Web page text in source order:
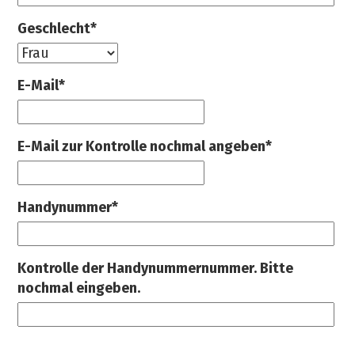
Geschlecht*
E-Mail*
E-Mail zur Kontrolle nochmal angeben*
Handynummer*
Kontrolle der Handynummernummer. Bitte
nochmal eingeben.